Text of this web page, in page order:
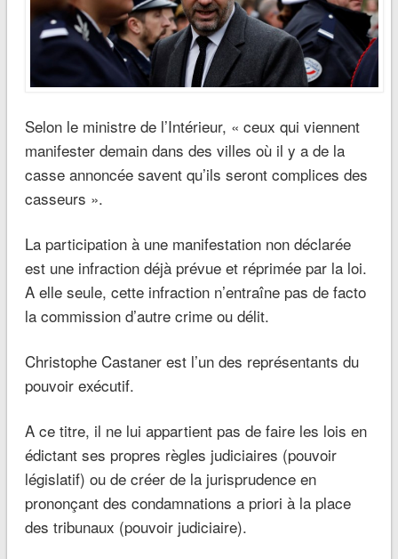
Selon le ministre de l’Intérieur, « ceux qui viennent
manifester demain dans des villes où il y a de la
casse annoncée savent qu’ils seront complices des
casseurs ».
La participation à une manifestation non déclarée
est une infraction déjà prévue et réprimée par la loi.
A elle seule, cette infraction n’entraîne pas de facto
la commission d’autre crime ou délit.
Christophe Castaner est l’un des représentants du
pouvoir exécutif.
A ce titre, il ne lui appartient pas de faire les lois en
édictant ses propres règles judiciaires (pouvoir
législatif) ou de créer de la jurisprudence en
prononçant des condamnations a priori à la place
des tribunaux (pouvoir judiciaire).